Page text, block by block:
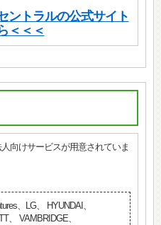
ントラルの公式サイト
＜＜＜
向けサービスが用意されていま
、LG、 HYUNDAI、
、 VAMBRIDGE、